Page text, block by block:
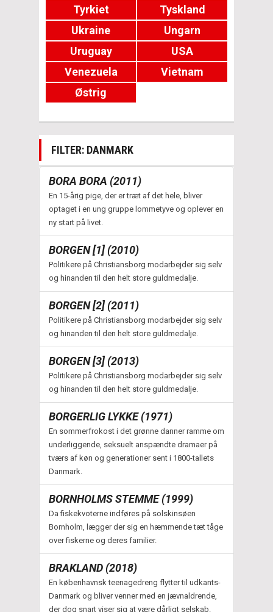
Tyrkiet
Tyskland
Ukraine
Ungarn
Uruguay
USA
Venezuela
Vietnam
Østrig
FILTER: DANMARK
BORA BORA (2011)
En 15-årig pige, der er træt af det hele, bliver
optaget i en ung gruppe lommetyve og oplever en
ny start på livet.
BORGEN [1] (2010)
Politikere på Christiansborg modarbejder sig selv
og hinanden til den helt store guldmedalje.
BORGEN [2] (2011)
Politikere på Christiansborg modarbejder sig selv
og hinanden til den helt store guldmedalje.
BORGEN [3] (2013)
Politikere på Christiansborg modarbejder sig selv
og hinanden til den helt store guldmedalje.
BORGERLIG LYKKE (1971)
En sommerfrokost i det grønne danner ramme om
underliggende, seksuelt anspændte dramaer på
tværs af køn og generationer sent i 1800-tallets
Danmark.
BORNHOLMS STEMME (1999)
Da fiskekvoterne indføres på solskinsøen
Bornholm, lægger der sig en hæmmende tæt tåge
over fiskerne og deres familier.
BRAKLAND (2018)
En københavnsk teenagedreng flytter til udkants-
Danmark og bliver venner med en jævnaldrende,
der dog snart viser sig at være dårligt selskab.